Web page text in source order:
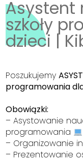
Asystent
szkoły
dzieci |
Poszukujemy
programowania
Obowiązki:
– Asystowanie
programowania
– Organizowanie
– Prezentowanie